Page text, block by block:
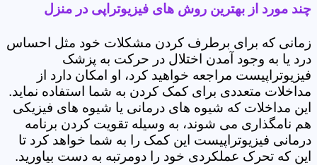
چند مورد از بهترین روش های فیزیوتراپی در منزل
زمانی که برای برطرف کردن مشکلات خود مثل احساس
درد یا به وجود آمدن اختلال در حرکت به پزشک
فیزیوتراپیست مراجعه خواهید کرد، او امکان دارد از
مداخلات متعددی برای کمک کردن به شما استفاده نماید.
این مداخلات که شیوه های درمانی یا شیوه های فیزیکی
هم نامگذاری می شوند، به وسیله تقویت کردن برنامه
درمانی فیزیوتراپیست این کمک را به شما خواهد کرد تا
این که تحرک عملکردی خود را دومرتبه به دست بیاورید.